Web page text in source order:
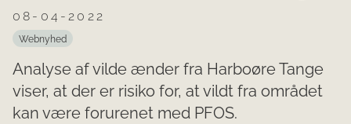
08-04-2022
Webnyhed
Analyse af vilde ænder fra Harboøre Tange
viser, at der er risiko for, at vildt fra området
kan være forurenet med PFOS.